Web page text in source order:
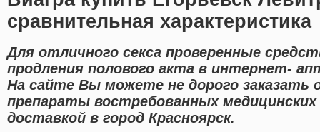
сравнительная характеристика
Для отличного секса проверенные
продления полового акта в интернет-
На сайте Вы можете не дорого заказать
препараты востребованных
доставкой в город Красноярск.